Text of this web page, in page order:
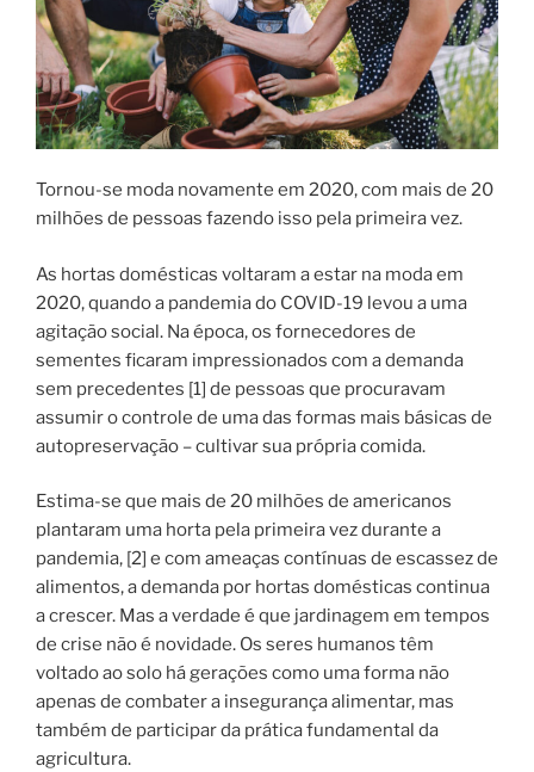
Tornou-se moda novamente em 2020, com mais de 20
milhões de pessoas fazendo isso pela primeira vez.
As hortas domésticas voltaram a estar na moda em
2020, quando a pandemia do COVID-19 levou a uma
agitação social. Na época, os fornecedores de
sementes ficaram impressionados com a demanda
sem precedentes [1] de pessoas que procuravam
assumir o controle de uma das formas mais básicas de
autopreservação – cultivar sua própria comida.
Estima-se que mais de 20 milhões de americanos
plantaram uma horta pela primeira vez durante a
pandemia, [2] e com ameaças contínuas de escassez de
alimentos, a demanda por hortas domésticas continua
a crescer. Mas a verdade é que jardinagem em tempos
de crise não é novidade. Os seres humanos têm
voltado ao solo há gerações como uma forma não
apenas de combater a insegurança alimentar, mas
também de participar da prática fundamental da
agricultura.